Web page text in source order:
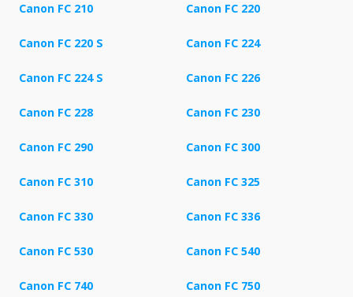
Canon FC 210 Canon FC 220
Canon FC 220 S Canon FC 224
Canon FC 224 S Canon FC 226
Canon FC 228 Canon FC 230
Canon FC 290 Canon FC 300
Canon FC 310 Canon FC 325
Canon FC 330 Canon FC 336
Canon FC 530 Canon FC 540
Canon FC 740 Canon FC 750